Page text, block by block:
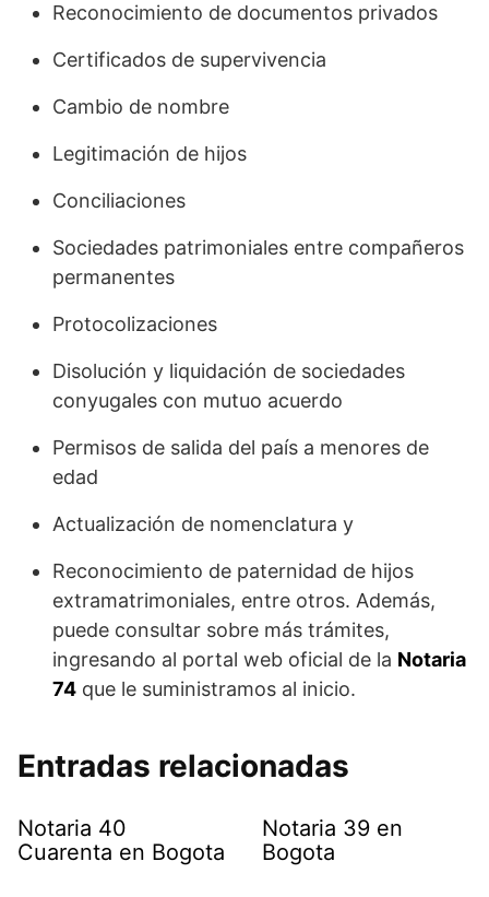
Reconocimiento de documentos privados
Certificados de supervivencia
Cambio de nombre
Legitimación de hijos
Conciliaciones
Sociedades patrimoniales entre compañeros
permanentes
Protocolizaciones
Disolución y liquidación de sociedades
conyugales con mutuo acuerdo
Permisos de salida del país a menores de
edad
Actualización de nomenclatura y
Reconocimiento de paternidad de hijos
extramatrimoniales, entre otros. Además,
puede consultar sobre más trámites,
ingresando al portal web oficial de la Notaria
74 que le suministramos al inicio.
Entradas relacionadas
Notaria 40
Cuarenta en Bogota
Notaria 39 en
Bogota